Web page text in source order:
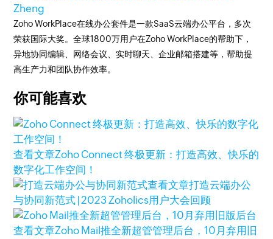
Zheng
Zoho WorkPlace在线办公套件是一款SaaS云端办公平台，多次
荣获国际大奖。全球1800万用户在Zoho WorkPlace的帮助下，
异地协同编辑、网络会议、实时聊天、企业邮箱搭建等，帮助提
高生产力和团队协作效率。
你可能喜欢
查看文章Zoho Connect 终极更新：打造高效、快乐的
数字化工作空间！
查看文章打造云端办公
与协同新范式 | 2023 Zoholics用户大会回顾
查看文章Zoho Mail推全新超管管理后台，10月弃用旧